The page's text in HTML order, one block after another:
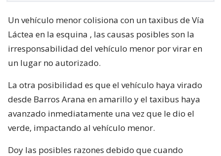
Un vehículo menor colisiona con un taxibus de Vía
Láctea en la esquina , las causas posibles son la
irresponsabilidad del vehículo menor por virar en
un lugar no autorizado.
La otra posibilidad es que el vehículo haya virado
desde Barros Arana en amarillo y el taxibus haya
avanzado inmediatamente una vez que le dio el
verde, impactando al vehículo menor.
Doy las posibles razones debido que cuando